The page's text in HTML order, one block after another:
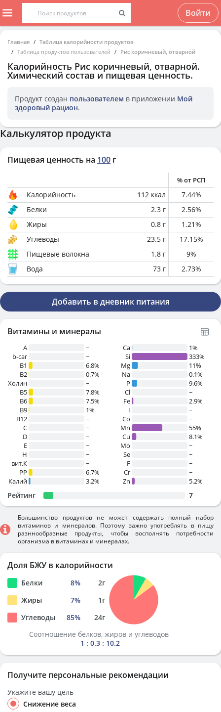
Войти
Главная
Таблица калорийности продуктов
Таблица продуктов пользователей
Рис коричневый, отварной
Калорийность Рис коричневый, отварной.
Химический состав и пищевая ценность.
Продукт создан пользователем в приложении Мой
здоровый рацион.
Калькулятор продукта
Пищевая ценность на 100 г
% от РСП
Калорийность 112 ккал 7.44%
Белки
2.3 г 2.56%
Жиры
0.8 г 1.21%
Углеводы
23.5 г 17.15%
Пищевые волокна
1.8 г 9%
Вода
73 г 2.73%
Добавить в дневник питания
Витамины и минералы
A
~
b-car
~
В1
6.8%
B2
0.7%
Холин
~
B5
7.8%
B6
7.5%
B9
1%
B12
~
C
~
D
~
E
~
H
~
вит.К
~
PP
6.7%
Калий
3.2%
Ca
1%
Si
333%
Mg
11%
Na
0.1%
P
9.6%
Cl
~
Fe
2.9%
I
~
Co
~
Mn
55%
Cu
8.1%
Mo
~
Se
~
F
~
Cr
~
Zn
5.2%
Рейтинг 7
Большинство продуктов не может содержать полный набор
витаминов и минералов. Поэтому важно употреблять в пищу
разннообразные продукты, чтобы восполнять потребности
организма в витаминах и минералах.
Доля БЖУ в калорийности
Белки 8% 2г
Жиры
7% 1г
Углеводы
85% 24г
Соотношение белков, жиров и углеводов
1 : 0.3 : 10.2
Получите персональные рекомендации
Укажите вашу цель
Снижение веса